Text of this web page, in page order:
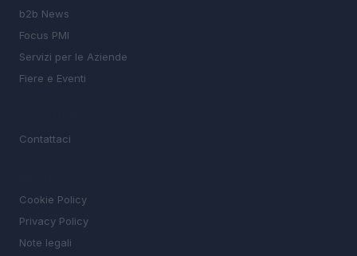
b2b News
Focus PMI
Servizi per le Aziende
Fiere e Eventi
Contattaci
Cookie Policy
Privacy Policy
Note legali